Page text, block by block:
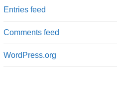
Entries feed
Comments feed
WordPress.org